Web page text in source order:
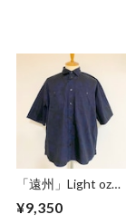
「遠州」Light oz
Overdye Poplin W-
Pocket Half Sleeve
¥9,350